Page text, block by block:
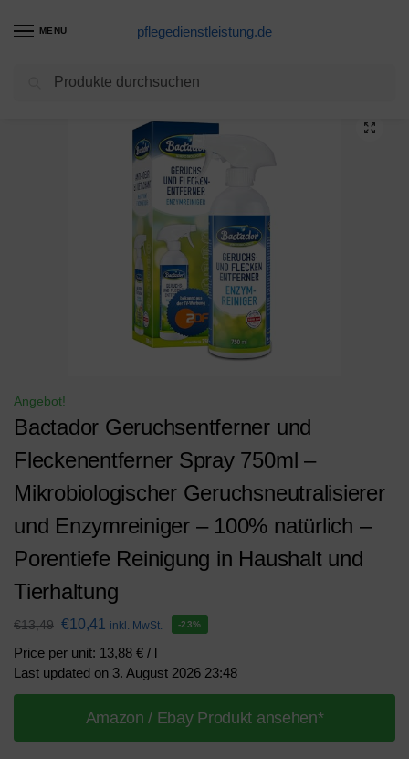
MENU pflegedienstleistung.de
Desinfektion Produkte / Bactador Geruchsentferner und Fleckenentferner Spray 750ml – Mikrobiologischer Geruchsneutralisierer und Enzymreiniger – 100% natürlich – Porentiefe Reinigung in Haushalt und Tierhaltung
Angebot!
Bactador Geruchsentferner und
Fleckenentferner Spray 750ml –
Mikrobiologischer Geruchsneutralisierer
und Enzymreiniger – 100% natürlich –
Porentiefe Reinigung in Haushalt und
Tierhaltung
€13,49 €10,41 inkl. MwSt. -23%
Price per unit: 13,88 € / l
Last updated on 3. August 2026 23:48
Amazon / Ebay Produkt ansehen*